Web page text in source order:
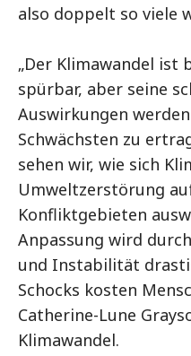
also doppelt so viele
„Der Klimawandel ist
spürbar, aber seine
Auswirkungen
Schwächsten zu
sehen wir, wie sich
Umweltzerstörung
Konfliktgebieten
Anpassung wird
und Instabilität
Schocks kosten
Catherine-Lune
Klimawandel.